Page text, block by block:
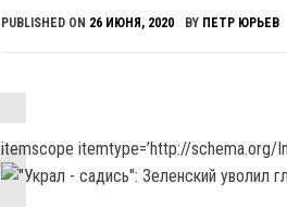
PUBLISHED ON 26 ИЮНЯ, 2020 BY ПЕТР ЮРЬЕВ
itemscope itemtype=’http://schema.org/